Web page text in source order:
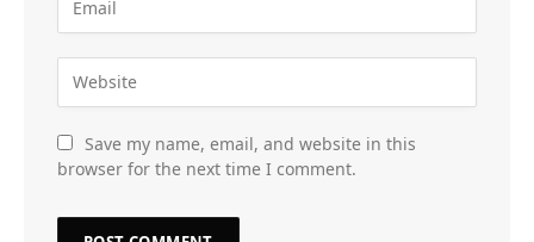
Save my name, email, and website in this
browser for the next time I comment.